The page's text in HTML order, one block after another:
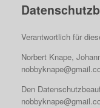
Verantwortlich für
Norbert Knape,
Den